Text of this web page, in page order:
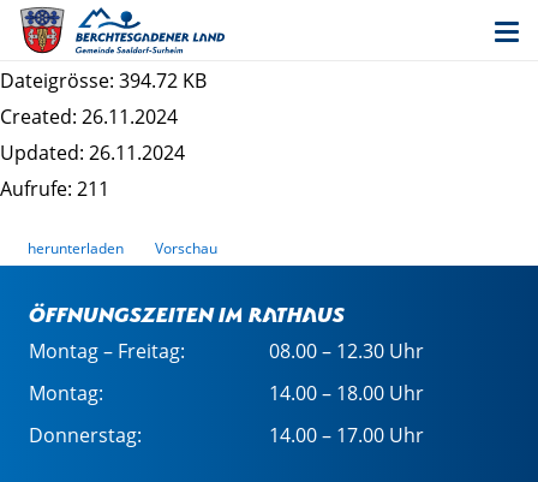
Entwurf 2. Änderung des Bebauungsplans
Schrankbaum II - Satzung
Dateigrösse: 394.72 KB
Created: 26.11.2024
Updated: 26.11.2024
Aufrufe: 211
herunterladen Vorschau
Öffnungszeiten im Rathaus
Montag – Freitag:
08.00 – 12.30 Uhr
Montag:
14.00 – 18.00 Uhr
Donnerstag:
14.00 – 17.00 Uhr